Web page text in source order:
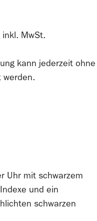
inkl. MwSt.
kann jederzeit ohne
werden.